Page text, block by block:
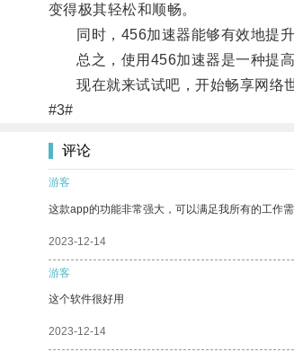
变得极其轻松和顺畅。
同时，456加速器能够有效地提升
总之，使用456加速器是一种提高
现在就来试试吧，开始畅享网络世
#3#
评论
游客
这款app的功能非常强大，可以满足我所有的工作
2023-12-14
游客
这个软件很好用
2023-12-14